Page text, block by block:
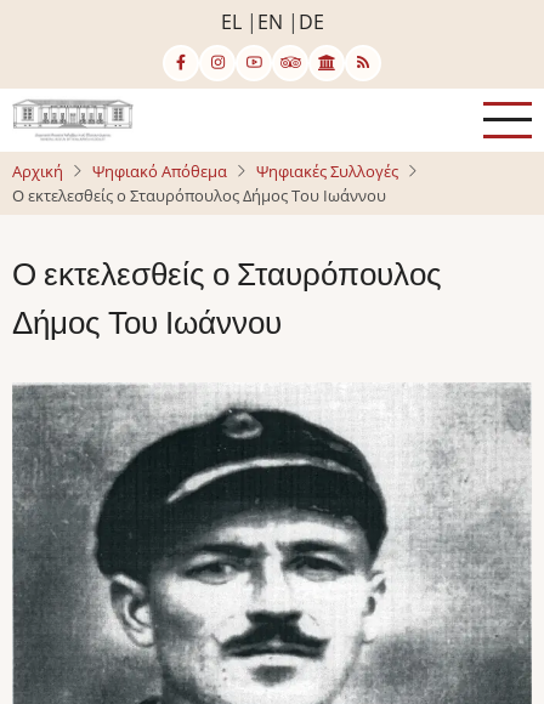
κυρίως
περιεχόμενο
EL EN DE
Αρχική Ψηφιακό Απόθεμα
Ψηφιακές Συλλογές
Ο εκτελεσθείς ο Σταυρόπουλος Δήμος Του Ιωάννου
Ο εκτελεσθείς ο Σταυρόπουλος
Δήμος Του Ιωάννου
Image